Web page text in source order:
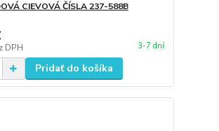
CIEVOVÁ ČÍSLA 237-588B
DPH 3-7 dní
Pridať do košíka